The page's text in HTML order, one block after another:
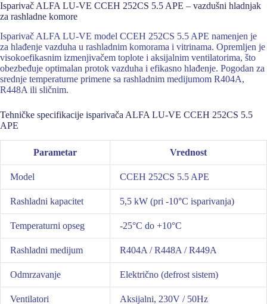
Isparivač ALFA LU-VE CCEH 252CS 5.5 APE – vazdušni hladnjak
za rashladne komore
Isparivač ALFA LU-VE model CCEH 252CS 5.5 APE namenjen je
za hlađenje vazduha u rashladnim komorama i vitrinama. Opremljen je
visokoefikasnim izmenjivačem toplote i aksijalnim ventilatorima, što
obezbeđuje optimalan protok vazduha i efikasno hlađenje. Pogodan za
srednje temperaturne primene sa rashladnim medijumom R404A,
R448A ili sličnim.
Tehničke specifikacije isparivača ALFA LU-VE CCEH 252CS 5.5
APE
Parametar Vrednost
Model CCEH 252CS 5.5 APE
Rashladni kapacitet 5,5 kW (pri -10°C isparivanja)
Temperaturni opseg -25°C do +10°C
Rashladni medijum R404A / R448A / R449A
Odmrzavanje Električno (defrost sistem)
Ventilatori Aksijalni, 230V / 50Hz